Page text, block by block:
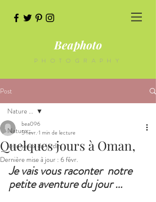
Beaphoto
PHOTOGRAPHY
Post
Nature ...
les oiseaux du jardin...
Nature ...
Quelques jours à Oman,
bea096
5 févr. 1 min de lecture
Dernière mise à jour : 6 févr.
Je vais vous raconter  notre
petite aventure du jour ...